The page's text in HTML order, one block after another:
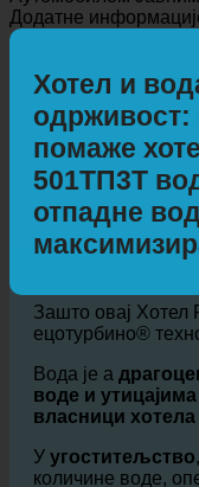
Гет Дирецтионс
Додатне
Хотел и
одрживост:
помаже
501ТП3Т
Зашто овај Хотел
ецотурбино®
Вода је а
воде и
власници хотела